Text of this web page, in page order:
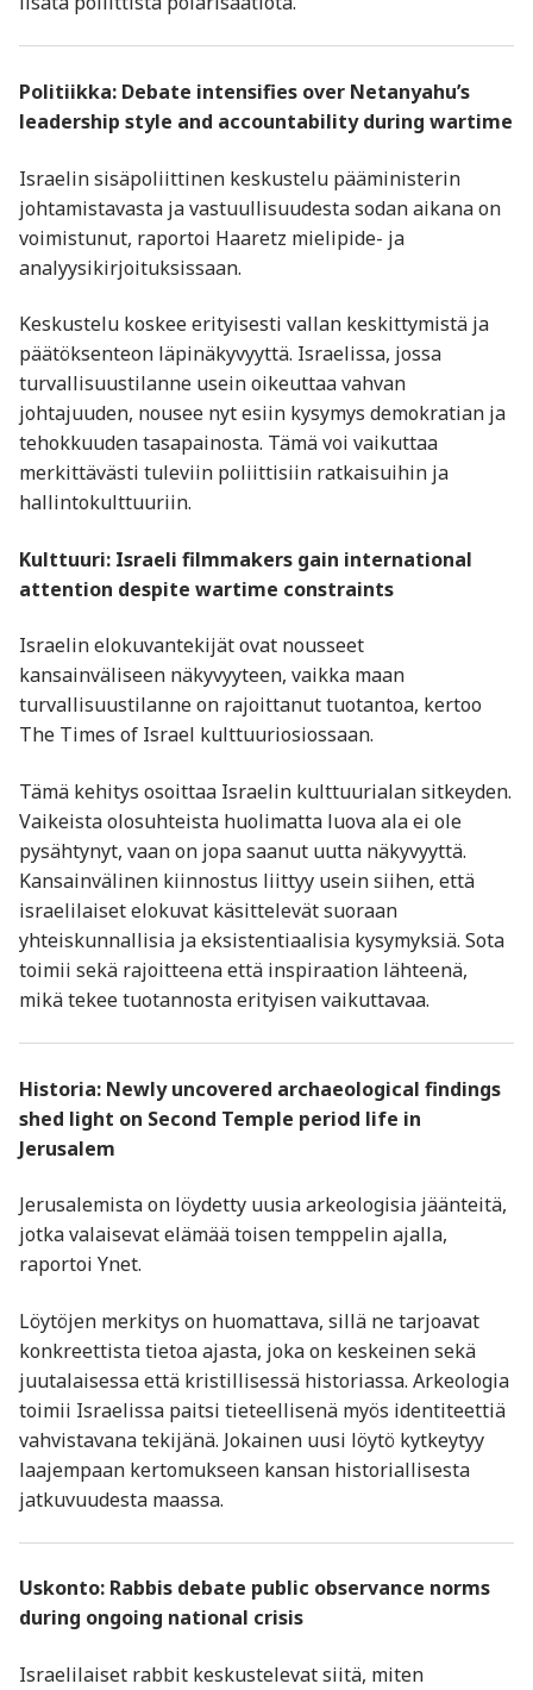
Politiikka: Debate intensifies over Netanyahu’s
leadership style and accountability during wartime
Israelin sisäpoliittinen keskustelu pääministerin
johtamistavasta ja vastuullisuudesta sodan aikana on
voimistunut, raportoi Haaretz mielipide- ja
analyysikirjoituksissaan.
Keskustelu koskee erityisesti vallan keskittymistä ja
päätöksenteon läpinäkyvyyttä. Israelissa, jossa
turvallisuustilanne usein oikeuttaa vahvan
johtajuuden, nousee nyt esiin kysymys demokratian ja
tehokkuuden tasapainosta. Tämä voi vaikuttaa
merkittävästi tuleviin poliittisiin ratkaisuihin ja
hallintokulttuuriin.
Kulttuuri: Israeli filmmakers gain international
attention despite wartime constraints
Israelin elokuvantekijät ovat nousseet
kansainväliseen näkyvyyteen, vaikka maan
turvallisuustilanne on rajoittanut tuotantoa, kertoo
The Times of Israel kulttuuriosiossaan.
Tämä kehitys osoittaa Israelin kulttuurialan sitkeyden.
Vaikeista olosuhteista huolimatta luova ala ei ole
pysähtynyt, vaan on jopa saanut uutta näkyvyyttä.
Kansainvälinen kiinnostus liittyy usein siihen, että
israelilaiset elokuvat käsittelevät suoraan
yhteiskunnallisia ja eksistentiaalisia kysymyksiä. Sota
toimii sekä rajoitteena että inspiraation lähteenä,
mikä tekee tuotannosta erityisen vaikuttavaa.
Historia: Newly uncovered archaeological findings
shed light on Second Temple period life in
Jerusalem
Jerusalemista on löydetty uusia arkeologisia jäänteitä,
jotka valaisevat elämää toisen temppelin ajalla,
raportoi Ynet.
Löytöjen merkitys on huomattava, sillä ne tarjoavat
konkreettista tietoa ajasta, joka on keskeinen sekä
juutalaisessa että kristillisessä historiassa. Arkeologia
toimii Israelissa paitsi tieteellisenä myös identiteettiä
vahvistavana tekijänä. Jokainen uusi löytö kytkeytyy
laajempaan kertomukseen kansan historiallisesta
jatkuvuudesta maassa.
Uskonto: Rabbis debate public observance norms
during ongoing national crisis
Israelilaiset rabbit keskustelevat siitä, miten